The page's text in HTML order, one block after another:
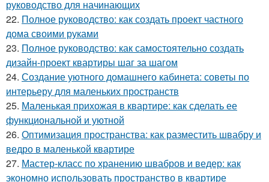
руководство для начинающих
22. Полное руководство: как создать проект частного
дома своими руками
23. Полное руководство: как самостоятельно создать
дизайн-проект квартиры шаг за шагом
24. Создание уютного домашнего кабинета: советы по
интерьеру для маленьких пространств
25. Маленькая прихожая в квартире: как сделать ее
функциональной и уютной
26. Оптимизация пространства: как разместить швабру и
ведро в маленькой квартире
27. Мастер-класс по хранению швабров и ведер: как
экономно использовать пространство в квартире